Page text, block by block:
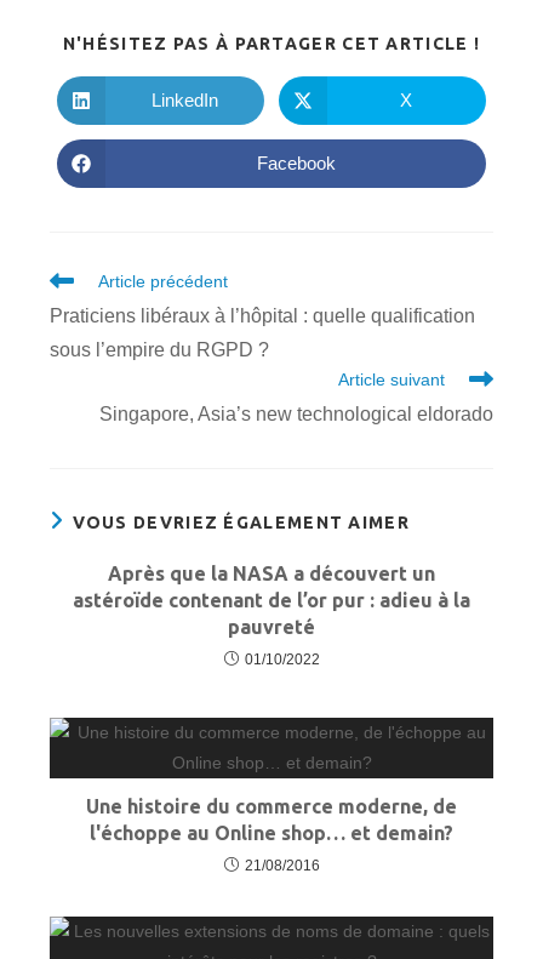
N'HÉSITEZ PAS À PARTAGER CET ARTICLE !
Ouvrir
dans
une
LinkedIn
Ouvrir
dans
une
X
Ouvrir
dans
Facebook
Read
articles
Article précédent
Praticiens libéraux à l’hôpital : quelle qualification
sous l’empire du RGPD ?
Article suivant
Singapore, Asia’s new technological eldorado
VOUS DEVRIEZ ÉGALEMENT AIMER
Après que la NASA a découvert un
astéroïde contenant de l’or pur : adieu à la
pauvreté
01/10/2022
Une histoire du commerce moderne, de
l'échoppe au Online shop… et demain?
21/08/2016